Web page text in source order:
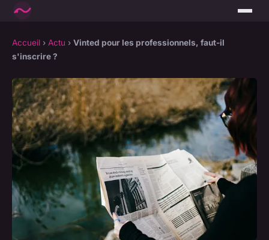
Accueil › Actu › Vinted pour les professionnels, faut-il
s'inscrire ?